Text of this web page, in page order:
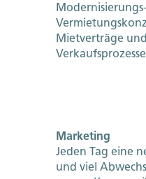
Mietverträge
Marketing
Jeden Tag eine
und viel